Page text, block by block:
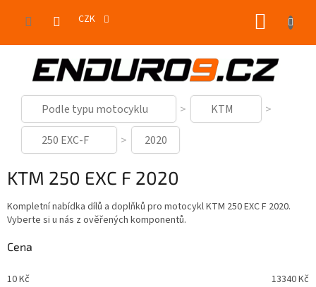
CZK
Podle typu motocyklu
KTM
250 EXC-F
2020
KTM 250 EXC F 2020
Kompletní nabídka dílů a doplňků pro motocykl KTM 250 EXC F 2020.
Vyberte si u nás z ověřených komponentů.
Cena
10Kč 13340Kč